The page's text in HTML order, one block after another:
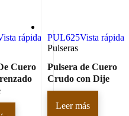
rápida
Cuero
PUL625Vista rápida
Pulseras
Pulsera de Cuero
Crudo con Dije
Leer más